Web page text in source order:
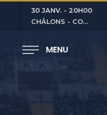
30 JANV. - 20H00
CHÂLONS - COUBERTIN
MENU